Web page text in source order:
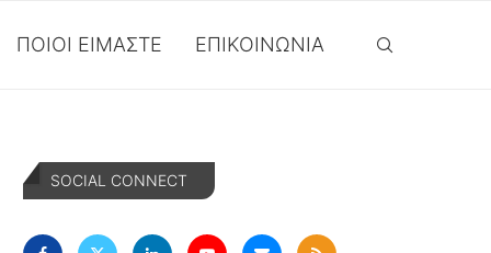
ΠΟΙΟΙ ΕΊΜΑΣΤΕ ΕΠΙΚΟΙΝΩΝΊΑ
SOCIAL CONNECT